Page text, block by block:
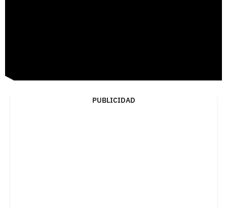
PUBLICIDAD